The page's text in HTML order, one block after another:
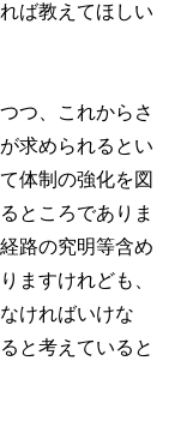
ば教えてほしい
つ、これからさ
求められるとい
体制の強化を図
ところでありま
路の究明等含め
ますけれども、
ければいけな
と考えていると